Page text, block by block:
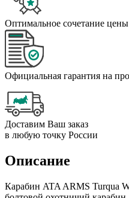
Оптимальное сочетание цены
Официальная гарантия на
Доставим Ваш заказ
в любую точку России
Описание
Карабин ATA ARMS Turqua